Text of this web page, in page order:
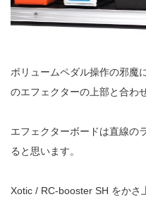
ボリュームペダル操作の邪魔
のエフェクターの上部と合わ
エフェクターボードは直線の
ると思います。
Xotic / RC-booster SH をかさ